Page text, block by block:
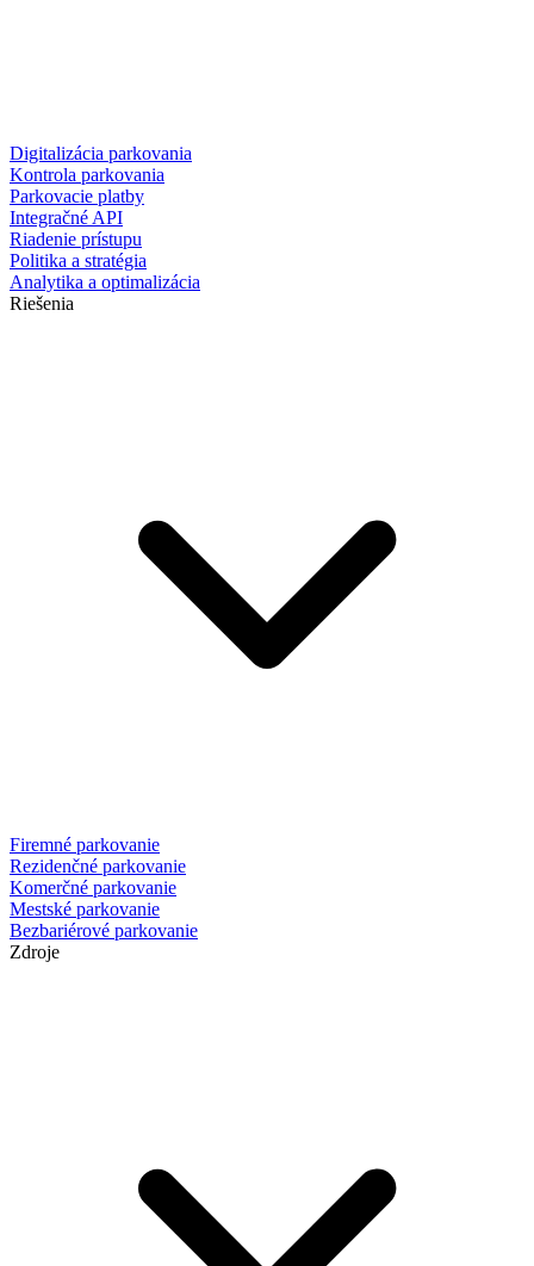
Digitalizácia parkovania
Kontrola parkovania
Parkovacie platby
Integračné API
Riadenie prístupu
Politika a stratégia
Analytika a optimalizácia
Riešenia
Firemné parkovanie
Rezidenčné parkovanie
Komerčné parkovanie
Mestské parkovanie
Bezbariérové parkovanie
Zdroje